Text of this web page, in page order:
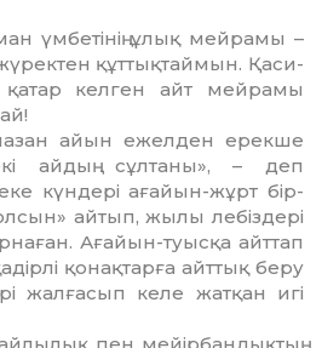
үмбеті­нің ұлық мейрамы –
құттықтаймын. Қаси­
қатар келген айт мейрамы
айын ежелден ерекше
айдың сұлтаны», – деп
күндері ағайын-жұрт бір-
айтып, жылы лебіздері
Ағайын-туысқа айттап
қонақтарға айттық беру
жалғасып келе жатқан игі